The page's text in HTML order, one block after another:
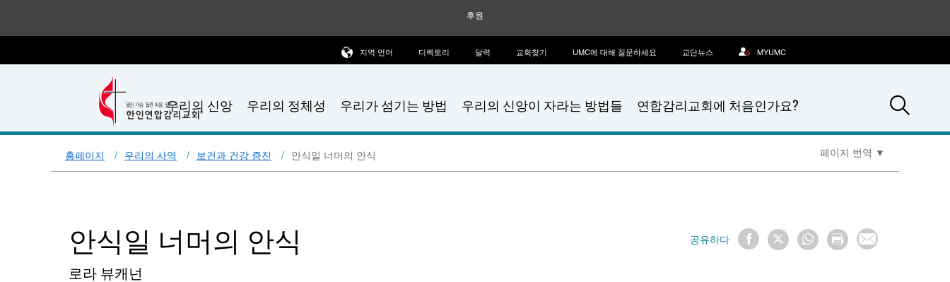
후원
우리의 신앙 우리의 정체성 우리가 섬기는 방법 우리의 신앙이 자라는 방법들 연합감리교회에 처음인가요?
지역 언어 디렉토리 달력 교회찾기 UMC에 대해 질문하세요 교단뉴스 MYUMC
홈페이지 우리의 사역 보건과 건강 증진 안식일 너머의 안식 페이지 번역 ▼
안식일 너머의 안식
로라 뷰캐넌
공유하다